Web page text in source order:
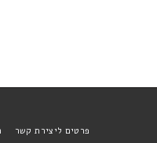
פרטים ליצירת קשר